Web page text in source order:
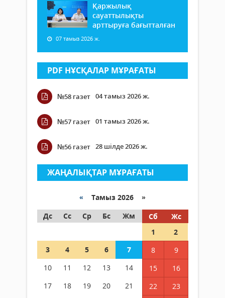
Қаржылық
сауаттылықты
арттыруға бағытталған
07 тамыз 2026 ж.
PDF НҰСҚАЛАР МҰРАҒАТЫ
№58 газет 04 тамыз 2026 ж.
№57 газет 01 тамыз 2026 ж.
№56 газет 28 шілде 2026 ж.
ЖАҢАЛЫҚТАР МҰРАҒАТЫ
« Тамыз 2026 »
Дс
Сс Ср Бс Жм Сб
Жс
1
2
3
4 5 6 7 8
9
10
11 12 13 14 15
16
17
18 19 20 21 22
23